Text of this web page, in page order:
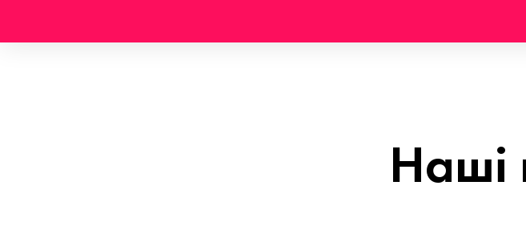
Наші